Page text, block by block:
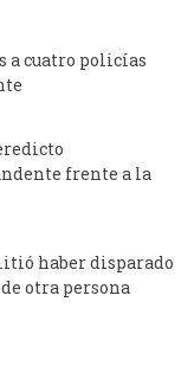
a cuatro policías
frente a la
haber disparado
otra persona